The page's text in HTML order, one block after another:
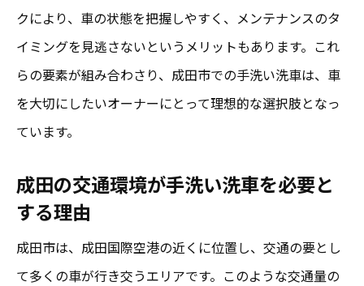
クにより、車の状態を把握しやすく、メンテナンスのタ
イミングを見逃さないというメリットもあります。これ
らの要素が組み合わさり、成田市での手洗い洗車は、車
を大切にしたいオーナーにとって理想的な選択肢となっ
ています。
成田の交通環境が手洗い洗車を必要と
する理由
成田市は、成田国際空港の近くに位置し、交通の要とし
て多くの車が行き交うエリアです。このような交通量の